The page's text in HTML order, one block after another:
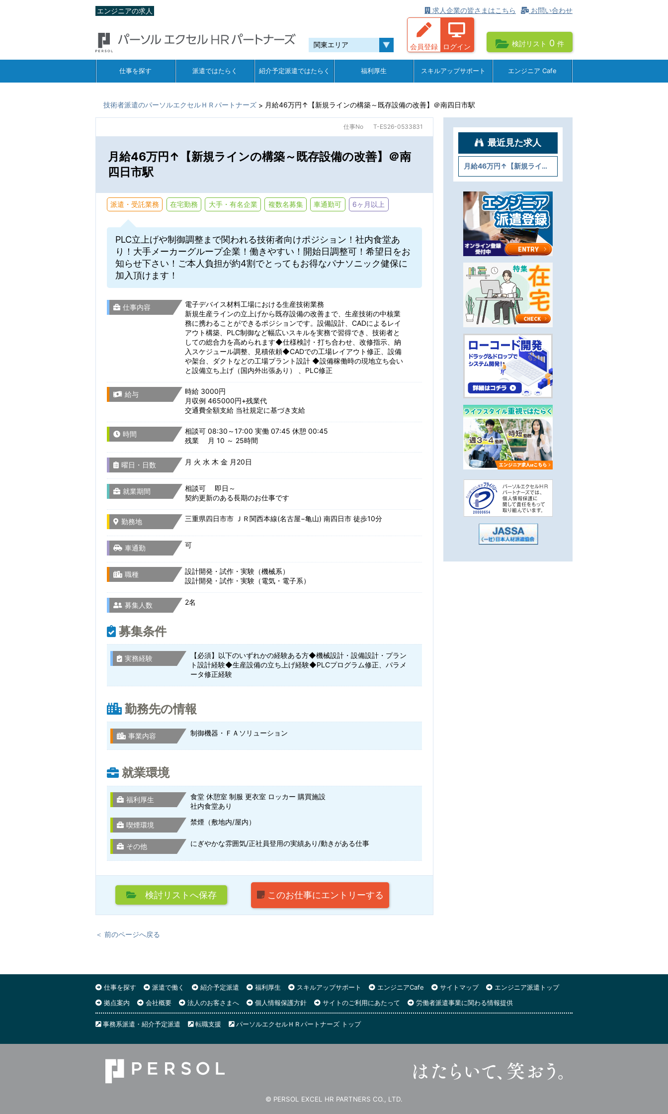
エンジニアの求人 お問い合わせ
求人企業の皆さまはこちら
会員登録 ログイン 検討リスト 0 件
仕事を探す 派遣ではたらく 紹介予定派遣ではたらく 福利厚生 スキルアップサポート エンジニア Cafe
技術者派遣のパーソルエクセルＨＲパートナーズ > 月給46万円↑【新規ラインの構築～既存設備の改善】＠南四日市駅
仕事No T-ES26-0533831
月給46万円↑【新規ラインの構築～既存設備の改善】＠南
四日市駅
派遣・受託業務 在宅勤務 大手・有名企業 複数名募集 車通勤可 6ヶ月以上
PLC立上げや制御調整まで関われる技術者向けポジション！社内食堂あ
り！大手メーカーグループ企業！働きやすい！開始日調整可！希望日をお
知らせ下さい！ご本人負担が約4割でとってもお得なパナソニック健保に
加入頂けます！
仕事内容
電子デバイス材料工場における生産技術業務
新規生産ラインの立上げから既存設備の改善まで、生産技術の中核業
務に携わることができるポジションです。設備設計、CADによるレイ
アウト構築、PLC制御など幅広いスキルを実務で習得でき、技術者と
しての総合力を高められます◆仕様検討・打ち合わせ、改修指示、納
入スケジュール調整、見積依頼◆CADでの工場レイアウト修正、設備
や架台、ダクトなどの工場プラント設計 ◆設備稼働時の現地立ち会い
と設備立ち上げ（国内外出張あり） 、PLC修正
給与
時給 3000円
月収例 465000円+残業代
交通費全額支給 当社規定に基づき支給
時間
相談可 08:30～17:00 実働 07:45 休憩 00:45
残業 月 10 ～ 25時間
曜日・日数 月 火 水 木 金 月20日
就業期間
相談可 即日～
契約更新のある長期のお仕事です
勤務地 三重県四日市市 ＪＲ関西本線(名古屋−亀山) 南四日市 徒歩10分
車通勤 可
職種
設計開発・試作・実験（機械系）
設計開発・試作・実験（電気・電子系）
募集人数 2名
募集条件
実務経験
【必須】以下のいずれかの経験ある方◆機械設計・設備設計・プラン
ト設計経験◆生産設備の立ち上げ経験◆PLCプログラム修正、パラメ
ータ修正経験
勤務先の情報
事業内容 制御機器・ＦＡソリューション
就業環境
福利厚生
食堂 休憩室 制服 更衣室 ロッカー 購買施設
社内食堂あり
喫煙環境 禁煙（敷地内/屋内）
その他 にぎやかな雰囲気/正社員登用の実績あり/動きがある仕事
検討リストへ保存 このお仕事にエントリーする
最近見た求人
月給46万円↑【新規ラインの構築～既存設備の改善】＠南四日市駅
＜ 前のページへ戻る
仕事を探す 派遣で働く 紹介予定派遣 福利厚生 スキルアップサポート エンジニアCafe サイトマップ
エンジニア派遣トップ
拠点案内
会社概要 法人のお客さまへ 個人情報保護方針 サイトのご利用にあたって 労働者派遣事業に関わる情報提供
事務系派遣・紹介予定派遣 転職支援 パーソルエクセルＨＲパートナーズ トップ
© PERSOL EXCEL HR PARTNERS CO., LTD.